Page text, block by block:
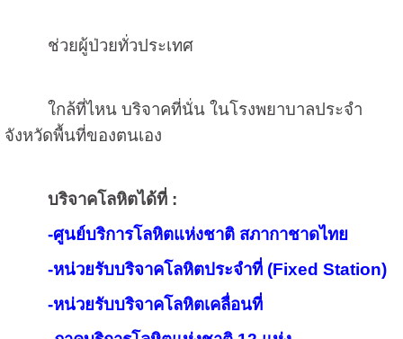
ช่วยผู้ป่วยทั่วประเทศ
ใกล้ที่ไหน บริจาคที่นั่น ในโรงพยาบาลประจำ
จังหวัดพื้นที่ของตนเอง
บริจาคโลหิตได้ที่ :
-ศูนย์บริการโลหิตแห่งชาติ สภากาชาดไทย
-หน่วยรับบริจาคโลหิตประจำที่ (Fixed Station)
-หน่วยรับบริจาคโลหิตเคลื่อนที่